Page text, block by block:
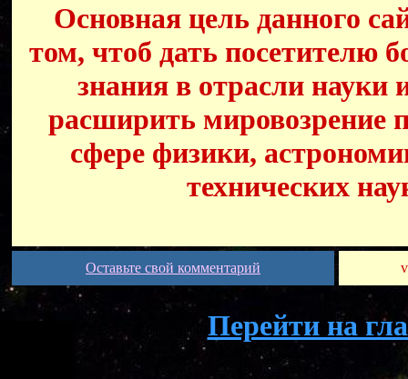
Основная цель данного
том, чтоб дать посетителю
знания в отрасли науки
расширить мировозрение
сфере физики,
технических
Оставьте свой комментарий
Перейти на